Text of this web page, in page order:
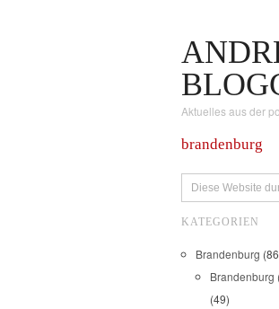
Aktuelles aus der
brandenburg
KATEGORIEN
Brandenburg
Brandenburg
(49)